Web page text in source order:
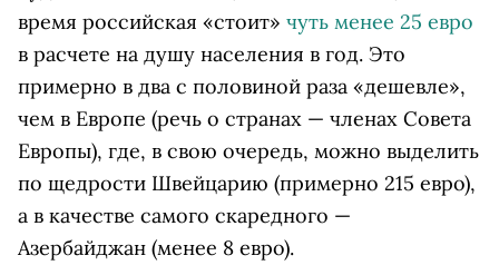
время российская «стоит» чуть менее 25 евро
в расчете на душу населения в год. Это
примерно в два с половиной раза «дешевле»,
чем в Европе (речь о странах — членах Совета
Европы), где, в свою очередь, можно выделить
по щедрости Швейцарию (примерно 215 евро),
а в качестве самого скаредного —
Азербайджан (менее 8 евро).